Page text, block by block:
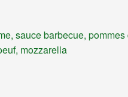
sauce barbecue, pommes
mozzarella